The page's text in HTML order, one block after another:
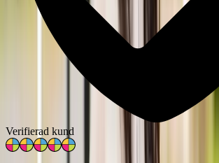
Verifierad kund